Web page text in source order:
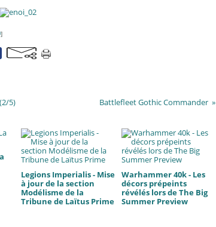
]
5) Battlefleet Gothic Commander
Legions Imperialis - Mise
à jour de la section
Modélisme de la
Tribune de Laïtus Prime
Warhammer 40k - Les
décors prépeints
révélés lors de The Big
Summer Preview